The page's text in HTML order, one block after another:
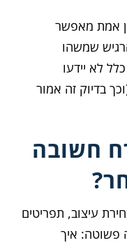
אמת מאפשר
שמשהו
לא יידעו
בדיוק זה אמור
חשובה
עיצוב, תפריטים
פשוטה: איך